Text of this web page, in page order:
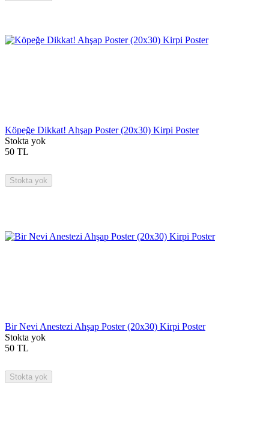
Köpeğe Dikkat! Ahşap Poster (20x30) Kirpi Poster
Stokta yok
50 TL
Stokta yok
Bir Nevi Anestezi Ahşap Poster (20x30) Kirpi Poster
Stokta yok
50 TL
Stokta yok